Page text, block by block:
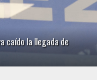
caído la llegada de